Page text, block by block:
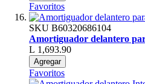
Favoritos
SKU B60320686104
Amortiguador delantero
L 1,693.90
Agregar
Favoritos